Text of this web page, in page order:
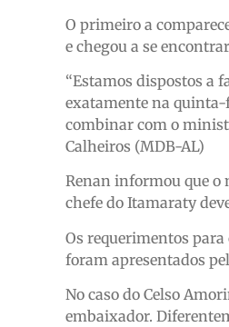
O primeiro a
e chegou a se
“Estamos dispostos a
exatamente na quinta-
combinar com o
Calheiros (MDB-AL)
Renan informou que o
chefe do Itamaraty
Os requerimentos
foram apresentados
No caso do Celso
embaixador.